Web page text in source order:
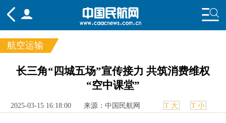
频道
国内
航图 智库 专题 舆情
航空运输
长三角“四城五场”宣传接力 共筑消费维权
“空中课堂”
2025-03-15 16:18:00 来源：中国民航网 T 大 T 小